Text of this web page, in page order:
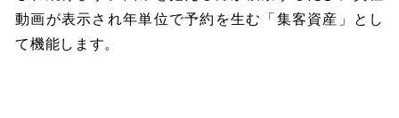
動画が表示され年単位で予約を生む「集客資産」とし
て機能します。